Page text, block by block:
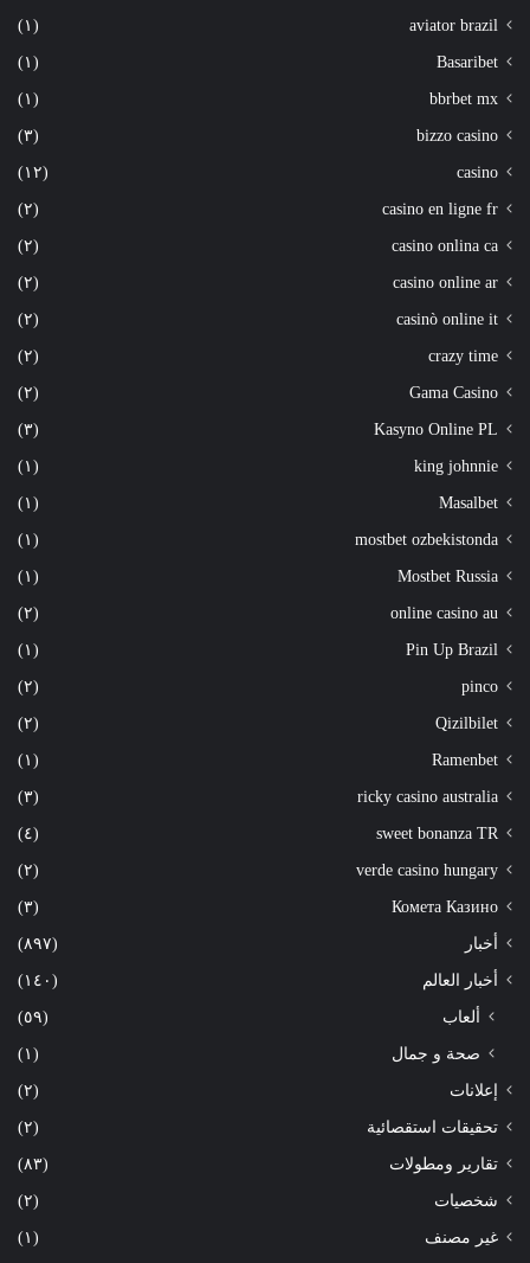
aviator brazil (١)
Basaribet (١)
bbrbet mx (١)
bizzo casino (٣)
casino (١٢)
casino en ligne fr (٢)
casino onlina ca (٢)
casino online ar (٢)
casinò online it (٢)
crazy time (٢)
Gama Casino (٢)
Kasyno Online PL (٣)
king johnnie (١)
Masalbet (١)
mostbet ozbekistonda (١)
Mostbet Russia (١)
online casino au (٢)
Pin Up Brazil (١)
pinco (٢)
Qizilbilet (٢)
Ramenbet (١)
ricky casino australia (٣)
sweet bonanza TR (٤)
verde casino hungary (٢)
Комета Казино (٣)
أخبار (٨٩٧)
أخبار العالم (١٤٠)
ألعاب
(٥٩)
صحة و جمال
(١)
إعلانات (٢)
تحقيقات استقصائية (٢)
تقارير ومطولات (٨٣)
شخصيات (٢)
غير مصنف (١)